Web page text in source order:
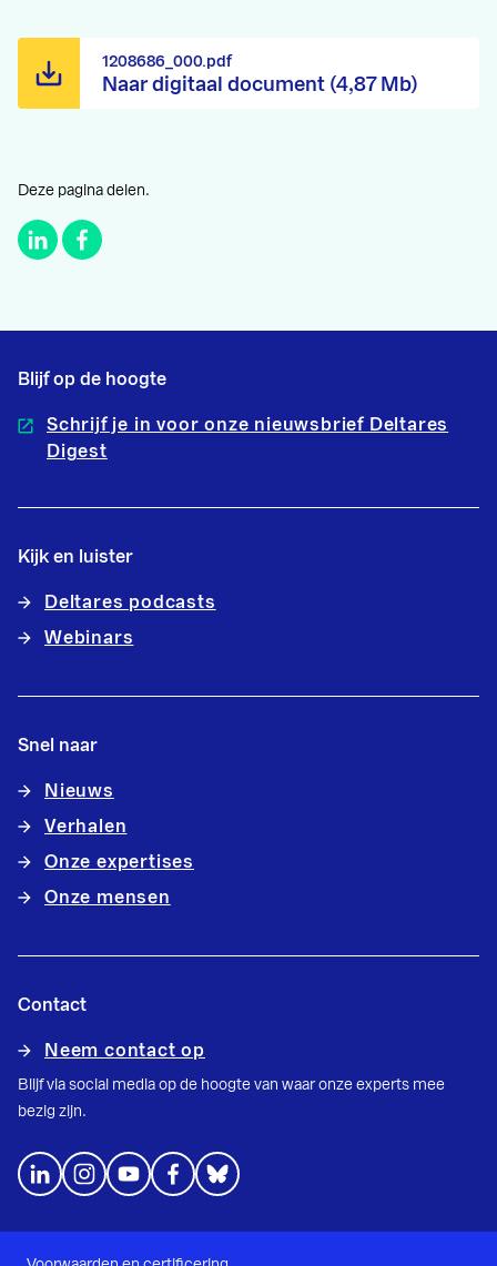
Naar digitaal document (4,87 Mb)
1208686_000.pdf
Deze pagina delen.
Blijf op de hoogte
Schrijf je in voor onze nieuwsbrief Deltares
Digest
Kijk en luister
Deltares podcasts
Webinars
Snel naar
Nieuws
Verhalen
Onze expertises
Onze mensen
Contact
Neem contact op
Blijf via social media op de hoogte van waar onze experts mee
bezig zijn.